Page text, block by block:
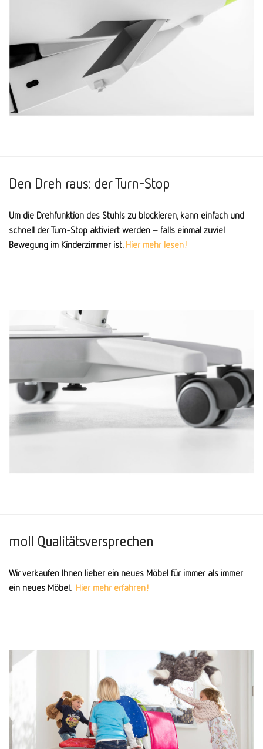
Den Dreh raus: der Turn-Stop
Um die Drehfunktion des Stuhls zu blockieren, kann einfach und
schnell der Turn-Stop aktiviert werden – falls ein­mal zuviel
Bewegung im Kinder­zimmer ist. Hier mehr lesen!
moll Qualitätsversprechen
Wir verkaufen Ihnen lieber ein neues Möbel für immer als immer
ein neues Möbel. Hier mehr erfahren!